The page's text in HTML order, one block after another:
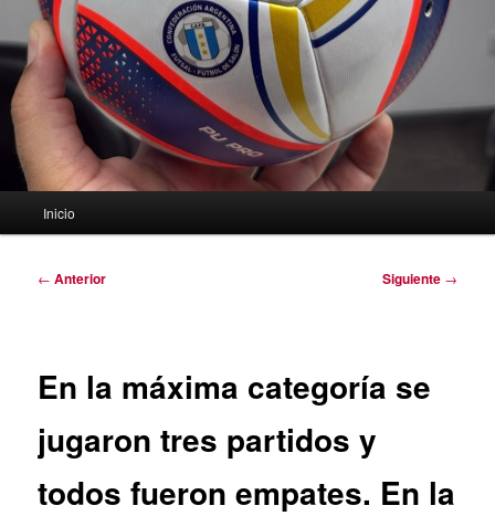
Inicio
Navegación
← Anterior Siguiente →
En la máxima categoría se
jugaron tres partidos y
todos fueron empates. En la